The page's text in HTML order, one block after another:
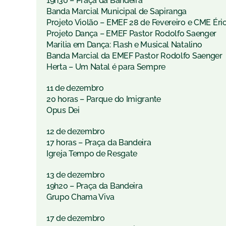
Banda Marcial Municipal de Sapiranga
Projeto Violão – EMEF 28 de Fevereiro e CME
Projeto Dança – EMEF Pastor Rodolfo Saenger
Marilia em Dança: Flash e Musical Natalino
Banda Marcial da EMEF Pastor Rodolfo Saenger
Herta – Um Natal é para Sempre
11 de dezembro
20 horas – Parque do Imigrante
Opus Dei
12 de dezembro
17 horas – Praça da Bandeira
Igreja Tempo de Resgate
13 de dezembro
19h20 – Praça da Bandeira
Grupo Chama Viva
17 de dezembro